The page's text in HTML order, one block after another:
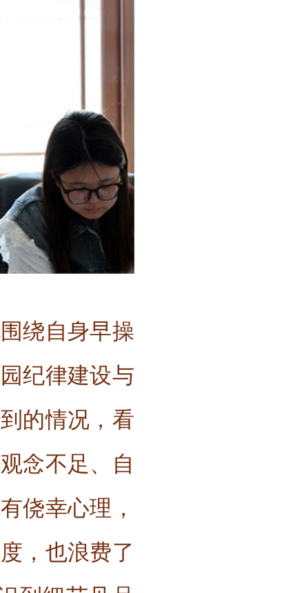
绕自身早操
纪律建设与
的情况，看
念不足、自
侥幸心理，
，也浪费了